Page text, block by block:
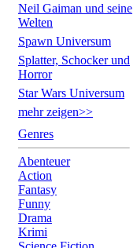
Neil Gaiman und seine
Welten
Spawn Universum
Splatter, Schocker und
Horror
Star Wars Universum
mehr zeigen>>
Genres
Abenteuer
Action
Fantasy
Funny
Drama
Krimi